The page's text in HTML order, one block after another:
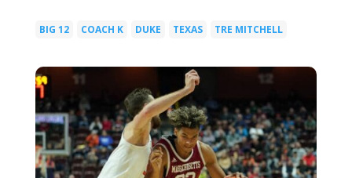
BIG 12 COACH K DUKE TEXAS TRE MITCHELL